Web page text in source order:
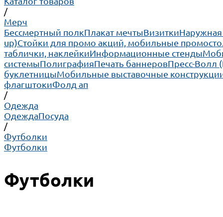
/
Мерч
Бессмертный полкПлакат мечтыВизитки
up)Cтойки для промо акций, мобильные
таблички, наклейкиИнформационные стенды
системыПолиграфияПечать баннеровПресс-Волл
буклетницыМобильные выставочные
флагштокиФолд ап
/
Одежда
ОдеждаПосуда
/
Футболки
Футболки
Футболки